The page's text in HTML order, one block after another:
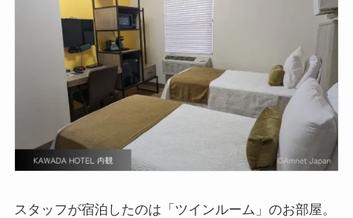
スタッフが宿泊したのは「ツインルーム」のお部屋。